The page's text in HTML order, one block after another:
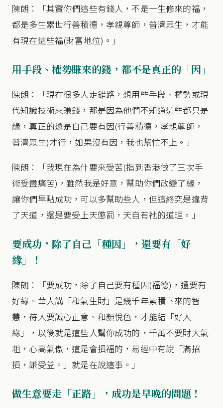
陳朗：「其實你們這些有錢人，不是一生修來的福，
都是多生累世行善積德，孝親尊師，普濟眾生，才能
有現在這些福(財富地位)。」
用手段、權勢賺來的錢，都不是真正的「因」
陳朗：「現在很多人走錯路，想用些手段、權勢或現
代知識技術來賺錢，那是因為他們不知道這些都只是
緣，真正的還是自己要有因(行善積德，孝親尊師，
普濟眾生)才行，如果沒有因，我也幫忙不上。」
陳朗：「我現在為什要來受苦(指到香港做了三次手
術受盡痛苦)，雖然我是好意，幫助你們改變了緣，
讓你們早點成功，可以多幫助些人，但這終究是違背
了天道，還是要受上天懲罰，天自有祂的道理。」
要成功，除了自己「種因」，還要有「好
緣」！
陳朗：「要成功，除了自己要有種因(福德)，還要有
好緣。華人講「和氣生財」是幾千年累積下來的智
慧，待人要誠心正意、和顏悅色，才能結「好人
緣」，以後就是這些人幫你成功的，千萬不要財大氣
粗，心高氣傲，這是會損福的，易經中有說「滿招
損，謙受益。」就是在說這事。」
做生意要走「正路」，成功是早晚的問題！